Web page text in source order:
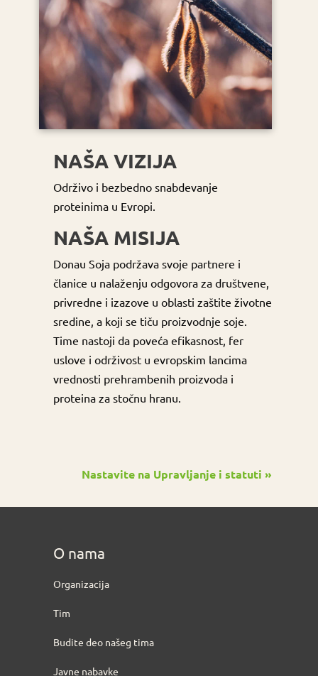
NAŠA VIZIJA
Održivo i bezbedno snabdevanje
proteinima u Evropi.
NAŠA MISIJA
Donau Soja podržava svoje partnere i
članice u nalaženju odgovora za društvene,
privredne i izazove u oblasti zaštite životne
sredine, a koji se tiču proizvodnje soje.
Time nastoji da poveća efikasnost, fer
uslove i održivost u evropskim lancima
vrednosti prehrambenih proizvoda i
proteina za stočnu hranu.
Nastavite na Upravljanje i statuti »
O nama
Organizacija
Tim
Budite deo našeg tima
Javne nabavke